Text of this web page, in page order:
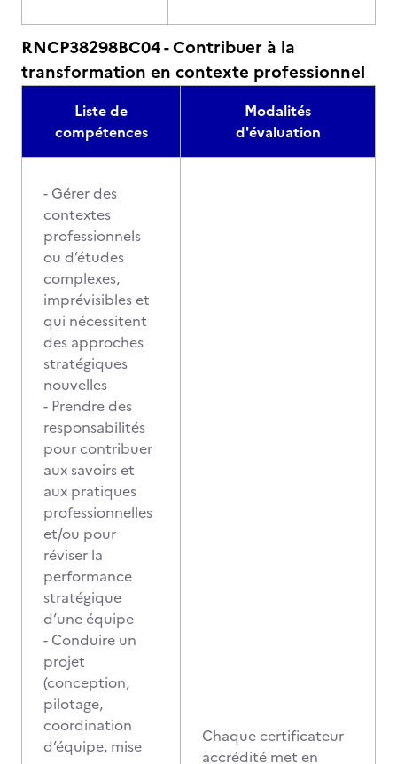
RNCP38298BC04 - Contribuer à la
transformation en contexte professionnel
Liste de
compétences
Modalités
d'évaluation
- Gérer des
contextes
professionnels
ou d’études
complexes,
imprévisibles et
qui nécessitent
des approches
stratégiques
nouvelles
- Prendre des
responsabilités
pour contribuer
aux savoirs et
aux pratiques
professionnelles
et/ou pour
réviser la
performance
stratégique
d’une équipe
- Conduire un
projet
(conception,
pilotage,
coordination
d’équipe, mise
Chaque certificateur
accrédité met en